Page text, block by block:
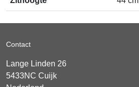
Contact
Lange Linden 26
5433NC Cuijk